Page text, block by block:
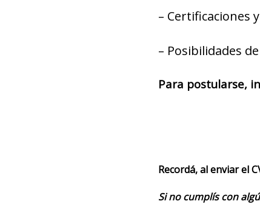
– Certificaciones
– Posibilidades
Para postularse,
Recordá, al enviar el
Si no cumplís con